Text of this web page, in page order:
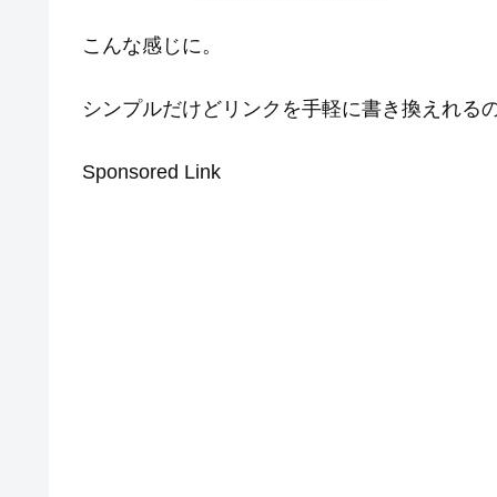
こんな感じに。
シンプルだけどリンクを手軽に書き換えれる
Sponsored Link